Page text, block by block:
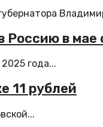
Россию в мае
года...
11 рублей